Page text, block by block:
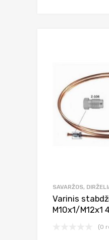
SAVARŽOS,
Varinis
M10x1/M12x1
(0